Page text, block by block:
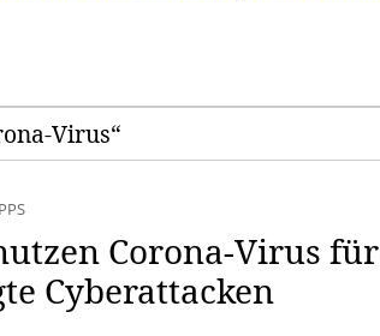
Virus“
Corona-Virus für
Cyberattacken